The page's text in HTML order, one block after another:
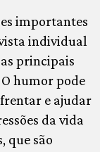
importantes
individual
principais
O humor pode
e ajudar
da vida
que são